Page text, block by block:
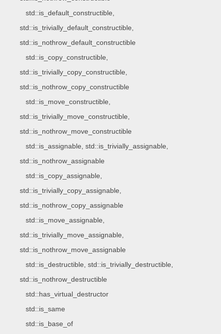
std::is_default_constructible,
std::is_trivially_default_constructible,
std::is_nothrow_default_constructible
std::is_copy_constructible,
std::is_trivially_copy_constructible,
std::is_nothrow_copy_constructible
std::is_move_constructible,
std::is_trivially_move_constructible,
std::is_nothrow_move_constructible
std::is_assignable, std::is_trivially_assignable,
std::is_nothrow_assignable
std::is_copy_assignable,
std::is_trivially_copy_assignable,
std::is_nothrow_copy_assignable
std::is_move_assignable,
std::is_trivially_move_assignable,
std::is_nothrow_move_assignable
std::is_destructible, std::is_trivially_destructible,
std::is_nothrow_destructible
std::has_virtual_destructor
std::is_same
std::is_base_of